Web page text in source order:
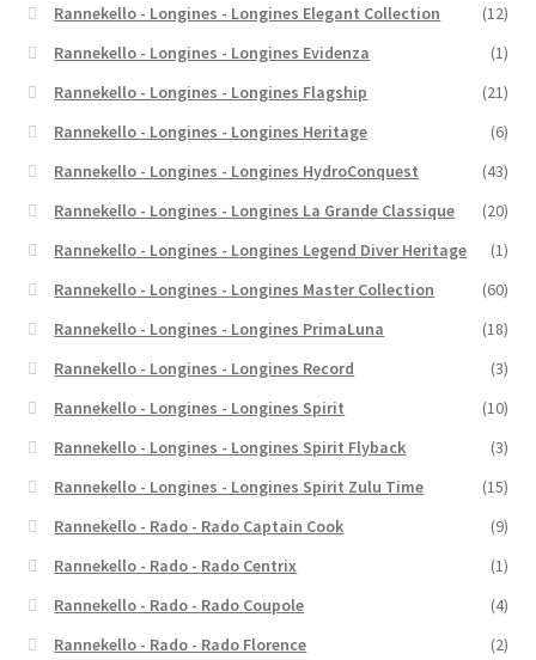
Rannekello - Longines - Longines Elegant Collection
(12)
Rannekello - Longines - Longines Evidenza
(1)
Rannekello - Longines - Longines Flagship
(21)
Rannekello - Longines - Longines Heritage
(6)
Rannekello - Longines - Longines HydroConquest
(43)
Rannekello - Longines - Longines La Grande Classique
(20)
Rannekello - Longines - Longines Legend Diver Heritage
(1)
Rannekello - Longines - Longines Master Collection
(60)
Rannekello - Longines - Longines PrimaLuna
(18)
Rannekello - Longines - Longines Record
(3)
Rannekello - Longines - Longines Spirit
(10)
Rannekello - Longines - Longines Spirit Flyback
(3)
Rannekello - Longines - Longines Spirit Zulu Time
(15)
Rannekello - Rado - Rado Captain Cook
(9)
Rannekello - Rado - Rado Centrix
(1)
Rannekello - Rado - Rado Coupole
(4)
Rannekello - Rado - Rado Florence
(2)